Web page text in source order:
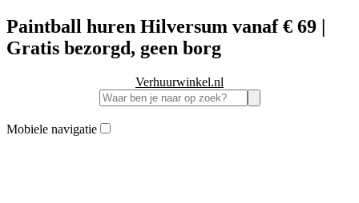
Paintball huren Hilversum vanaf € 69 |
Gratis bezorgd, geen borg
Verhuurwinkel.nl
Mobiele navigatie